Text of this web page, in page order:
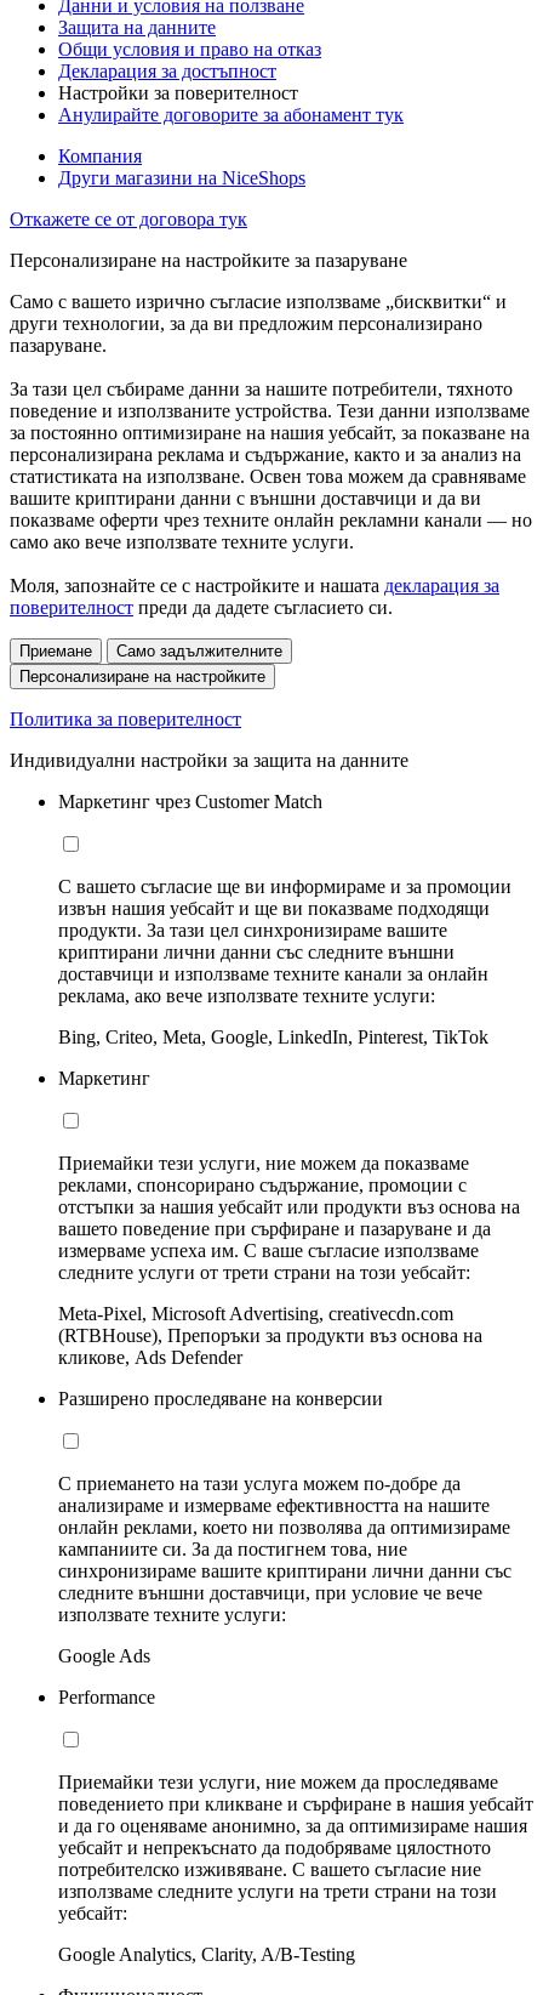
Данни и условия на ползване
Защита на данните
Общи условия и право на отказ
Декларация за достъпност
Настройки за поверителност
Анулирайте договорите за абонамент тук
Компания
Други магазини на NiceShops
Откажете се от договора тук
Персонализиране на настройките за пазаруване
Само с вашето изрично съгласие използваме „бисквитки“ и
други технологии, за да ви предложим персонализирано
пазаруване.
За тази цел събираме данни за нашите потребители, тяхното
поведение и използваните устройства. Тези данни използваме
за постоянно оптимизиране на нашия уебсайт, за показване на
персонализирана реклама и съдържание, както и за анализ на
статистиката на използване. Освен това можем да сравняваме
вашите криптирани данни с външни доставчици и да ви
показваме оферти чрез техните онлайн рекламни канали — но
само ако вече използвате техните услуги.
Моля, запознайте се с настройките и нашата декларация за
поверителност преди да дадете съгласието си.
Приемане
Само задължителните
Персонализиране на настройките
Политика за поверителност
Индивидуални настройки за защита на данните
Маркетинг чрез Customer Match
С вашето съгласие ще ви информираме и за промоции
извън нашия уебсайт и ще ви показваме подходящи
продукти. За тази цел синхронизираме вашите
криптирани лични данни със следните външни
доставчици и използваме техните канали за онлайн
реклама, ако вече използвате техните услуги:
Bing, Criteo, Meta, Google, LinkedIn, Pinterest, TikTok
Маркетинг
Приемайки тези услуги, ние можем да показваме
реклами, спонсорирано съдържание, промоции с
отстъпки за нашия уебсайт или продукти въз основа на
вашето поведение при сърфиране и пазаруване и да
измерваме успеха им. С ваше съгласие използваме
следните услуги от трети страни на този уебсайт:
Meta-Pixel, Microsoft Advertising, creativecdn.com
(RTBHouse), Препоръки за продукти въз основа на
кликове, Ads Defender
Разширено проследяване на конверсии
С приемането на тази услуга можем по-добре да
анализираме и измерваме ефективността на нашите
онлайн реклами, което ни позволява да оптимизираме
кампаниите си. За да постигнем това, ние
синхронизираме вашите криптирани лични данни със
следните външни доставчици, при условие че вече
използвате техните услуги:
Google Ads
Performance
Приемайки тези услуги, ние можем да проследяваме
поведението при кликване и сърфиране в нашия уебсайт
и да го оценяваме анонимно, за да оптимизираме нашия
уебсайт и непрекъснато да подобряваме цялостното
потребителско изживяване. С вашето съгласие ние
използваме следните услуги на трети страни на този
уебсайт:
Google Analytics, Clarity, A/B-Testing